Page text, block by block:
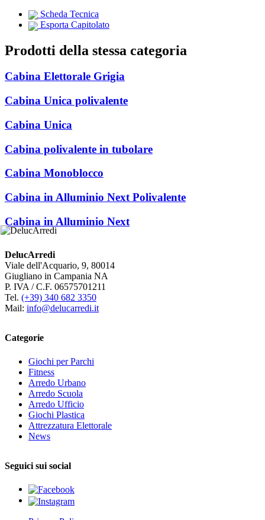
Scheda Tecnica
Esporta Capitolato
Prodotti della stessa categoria
Cabina Elettorale Grigia
Cabina Unica polivalente
Cabina Unica
Cabina polivalente in tubolare
Cabina Monoblocco
Cabina in Alluminio Next Polivalente
Cabina in Alluminio Next
DelucArredi
Viale dell'Acquario, 9, 80014
Giugliano in Campania NA
P. IVA / C.F. 06575701211
Tel. (+39) 340 682 3350
Mail: info@delucarredi.it
Categorie
Giochi per Parchi
Fitness
Arredo Urbano
Arredo Scuola
Arredo Ufficio
Giochi Plastica
Attrezzatura Elettorale
News
Seguici sui social